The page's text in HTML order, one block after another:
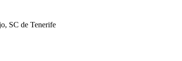
SC de Tenerife